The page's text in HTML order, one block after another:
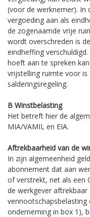
(voor de werknemer). In
vergoeding aan als
de zogenaamde vrije
wordt overschreden is
eindheffing
hoeft aan te spreken
vrijstelling ruimte voor is
salderingsregeling.
B Winstbelasting
Het betreft hier de
MIA/VAMIL en EIA.
Aftrekbaarheid van de
In zijn algemeenheid
abonnement dat aan
of verstrekt, net als een
de werkgever
onderneming in box 1),